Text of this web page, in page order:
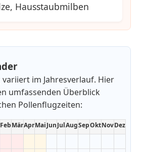
Hausstaubmilben
im Jahresverlauf. Hier
umfassenden Überblick
Pollenflugzeiten:
FebMärAprMaiJunJulAugSepOktNovDez